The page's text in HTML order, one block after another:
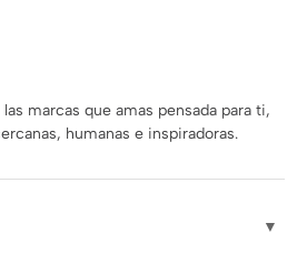
marcas que amas pensada para ti,
humanas e inspiradoras.
▼